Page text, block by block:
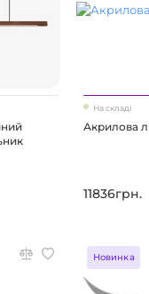
На складі
Акрилова
11836грн.
Новинка